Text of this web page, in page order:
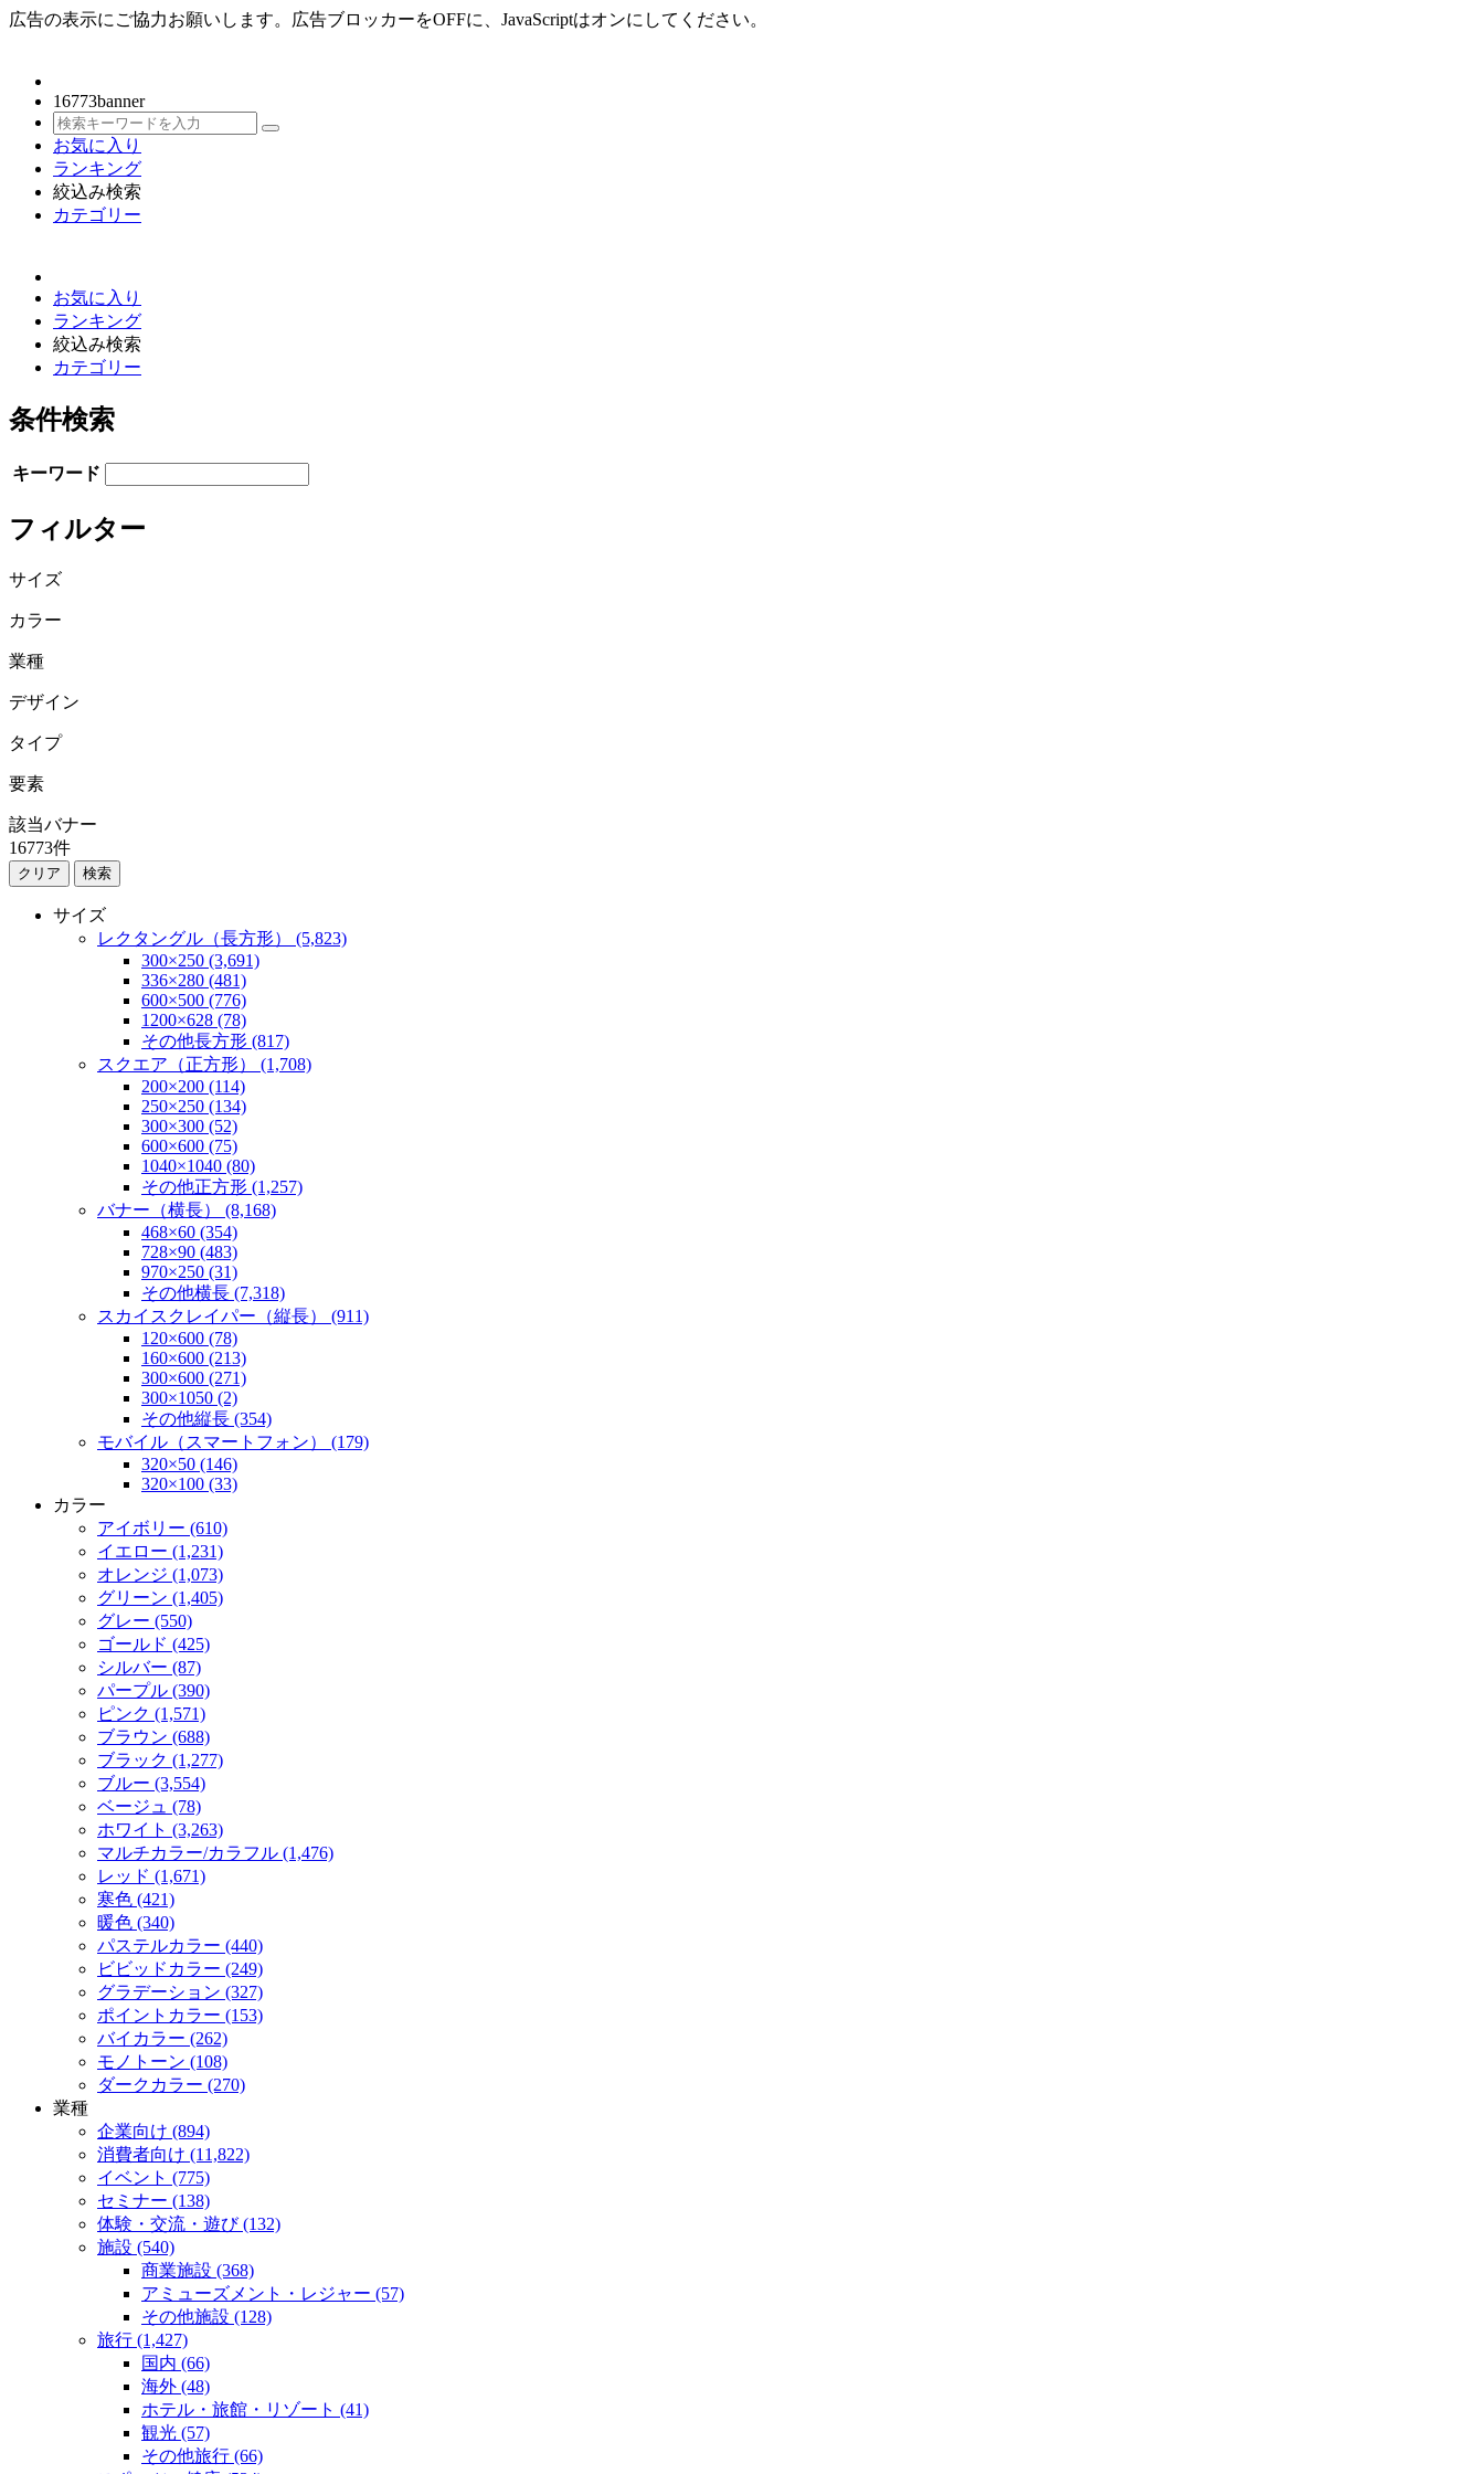
広告の表示にご協力お願いします。広告ブロッカーをOFFに、JavaScriptはオンにしてください。
16773banner
お気に入り
ランキング
絞込み検索
カテゴリー
お気に入り
ランキング
絞込み検索
カテゴリー
条件検索
キーワード
フィルター
サイズ
カラー
業種
デザイン
タイプ
要素
該当バナー
16773件
検索
サイズ
レクタングル（長方形） (5,823)
300×250 (3,691)
336×280 (481)
600×500 (776)
1200×628 (78)
その他長方形 (817)
スクエア（正方形） (1,708)
200×200 (114)
250×250 (134)
300×300 (52)
600×600 (75)
1040×1040 (80)
その他正方形 (1,257)
バナー（横長） (8,168)
468×60 (354)
728×90 (483)
970×250 (31)
その他横長 (7,318)
スカイスクレイパー（縦長） (911)
120×600 (78)
160×600 (213)
300×600 (271)
300×1050 (2)
その他縦長 (354)
モバイル（スマートフォン） (179)
320×50 (146)
320×100 (33)
カラー
アイボリー (610)
イエロー (1,231)
オレンジ (1,073)
グリーン (1,405)
グレー (550)
ゴールド (425)
シルバー (87)
パープル (390)
ピンク (1,571)
ブラウン (688)
ブラック (1,277)
ブルー (3,554)
ベージュ (78)
ホワイト (3,263)
マルチカラー/カラフル (1,476)
レッド (1,671)
寒色 (421)
暖色 (340)
パステルカラー (440)
ビビッドカラー (249)
グラデーション (327)
ポイントカラー (153)
バイカラー (262)
モノトーン (108)
ダークカラー (270)
業種
企業向け (894)
消費者向け (11,822)
イベント (775)
セミナー (138)
体験・交流・遊び (132)
施設 (540)
商業施設 (368)
アミューズメント・レジャー (57)
その他施設 (128)
旅行 (1,427)
国内 (66)
海外 (48)
ホテル・旅館・リゾート (41)
観光 (57)
その他旅行 (66)